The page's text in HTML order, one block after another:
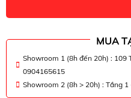
MUA
Showroom 1 (8h đến 20h) : 109
0904165615
Showroom 2 (8h > 20h) : Tầng